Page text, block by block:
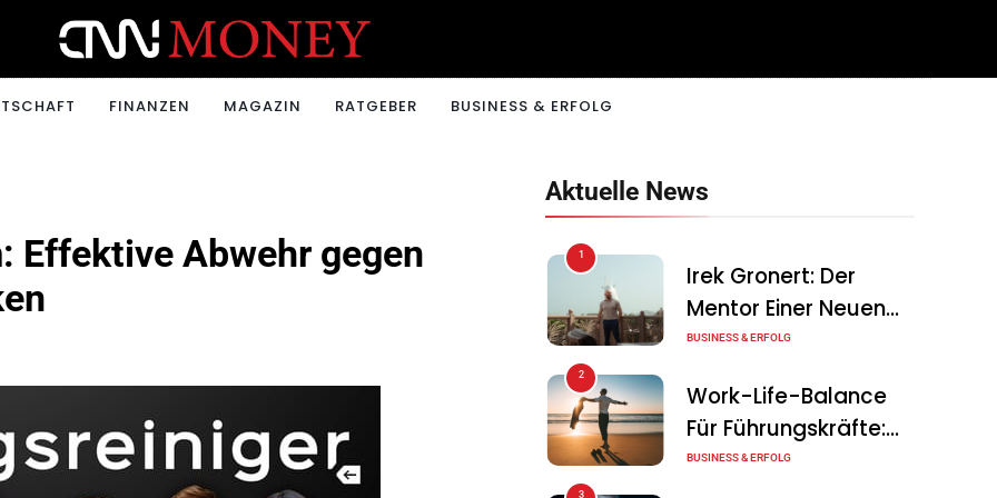
FINANZEN MAGAZIN RATGEBER BUSINESS & ERFOLG
Effektive Abwehr gegen
Aktuelle News
1
Irek Gronert: Der
Mentor Einer Neuen
Generation Von
BUSINESS & ERFOLG
2
Work-Life-Balance
Für Führungskräfte:
Illusion Oder Echte
BUSINESS & ERFOLG
3